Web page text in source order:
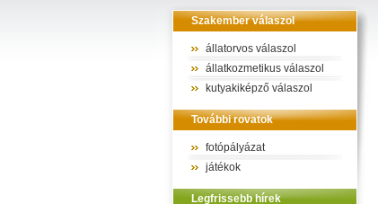
Szakember válaszol
állatorvos válaszol
állatkozmetikus válaszol
kutyakiképző válaszol
További rovatok
fotópályázat
játékok
Legfrissebb hírek